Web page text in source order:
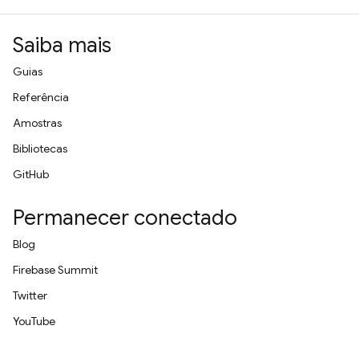
Saiba mais
Guias
Referência
Amostras
Bibliotecas
GitHub
Permanecer conectado
Blog
Firebase Summit
Twitter
YouTube